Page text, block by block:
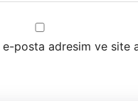
e-posta adresim ve site